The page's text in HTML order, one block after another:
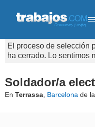
El proceso de selección
ha cerrado. Lo sentimos
Soldador/a
En Terrassa Barcelona de